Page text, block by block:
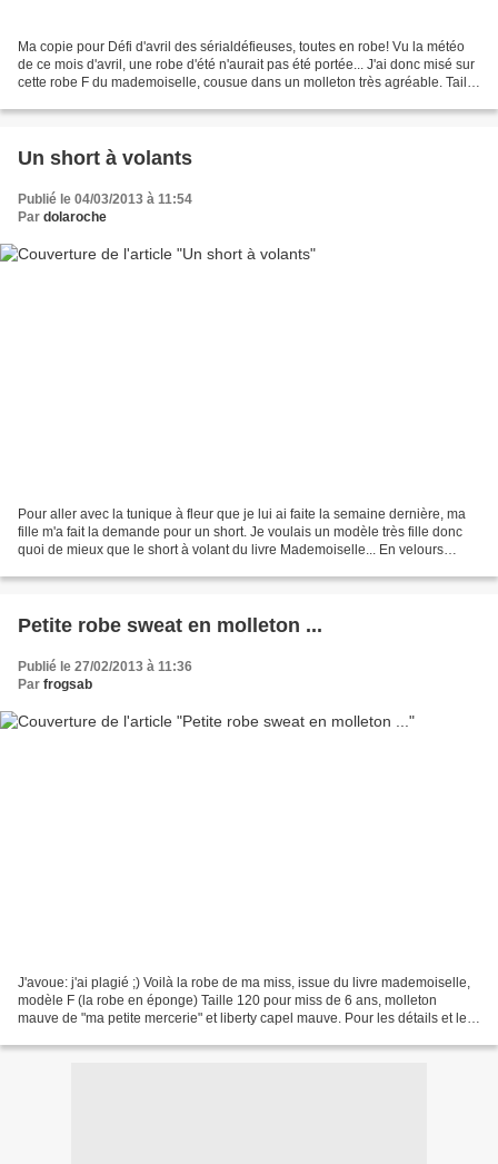
Ma copie pour Défi d'avril des sérialdéfieuses, toutes en robe! Vu la météo
de ce mois d'avril, une robe d'été n'aurait pas été portée... J'ai donc misé sur
cette robe F du mademoiselle, cousue dans un molleton très agréable. Taille
Un short à volants
Publié le 04/03/2013 à 11:54
Par dolaroche
Pour aller avec la tunique à fleur que je lui ai faite la semaine dernière, ma
fille m'a fait la demande pour un short. Je voulais un modèle très fille donc
quoi de mieux que le short à volant du livre Mademoiselle... En velours
Petite robe sweat en molleton ...
Publié le 27/02/2013 à 11:36
Par frogsab
J'avoue: j'ai plagié ;) Voilà la robe de ma miss, issue du livre mademoiselle,
modèle F (la robe en éponge) Taille 120 pour miss de 6 ans, molleton
mauve de "ma petite mercerie" et liberty capel mauve. Pour les détails et les